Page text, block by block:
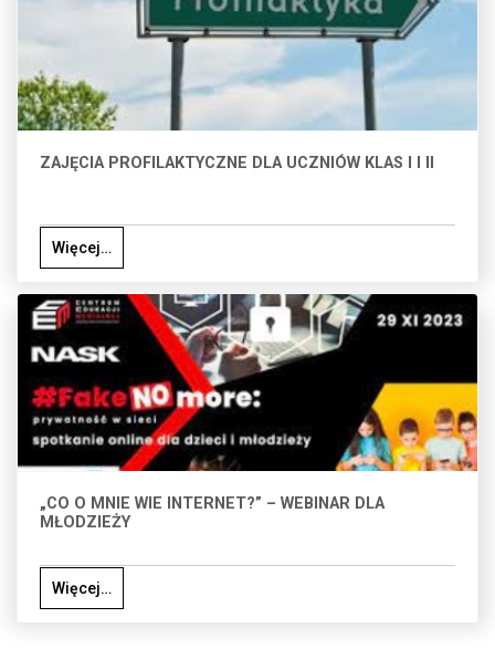
ZAJĘCIA PROFILAKTYCZNE DLA UCZNIÓW KLAS I I II
Więcej…
„CO O MNIE WIE INTERNET?” – WEBINAR DLA
MŁODZIEŻY
Więcej…